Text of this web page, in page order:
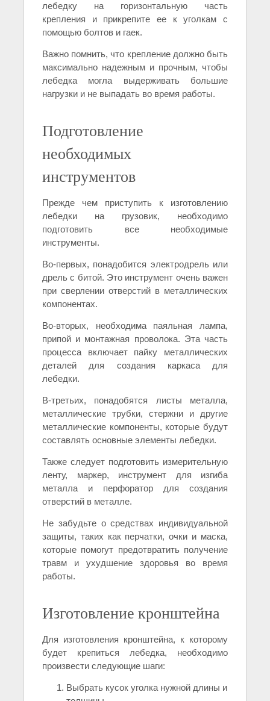
лебедку на горизонтальную часть
крепления и прикрепите ее к уголкам с
помощью болтов и гаек.
Важно помнить, что крепление должно быть
максимально надежным и прочным, чтобы
лебедка могла выдерживать большие
нагрузки и не выпадать во время работы.
Подготовление
необходимых
инструментов
Прежде чем приступить к изготовлению
лебедки на грузовик, необходимо
подготовить все необходимые
инструменты.
Во-первых, понадобится электродрель или
дрель с битой. Это инструмент очень важен
при сверлении отверстий в металлических
компонентах.
Во-вторых, необходима паяльная лампа,
припой и монтажная проволока. Эта часть
процесса включает пайку металлических
деталей для создания каркаса для
лебедки.
В-третьих, понадобятся листы металла,
металлические трубки, стержни и другие
металлические компоненты, которые будут
составлять основные элементы лебедки.
Также следует подготовить измерительную
ленту, маркер, инструмент для изгиба
металла и перфоратор для создания
отверстий в металле.
Не забудьте о средствах индивидуальной
защиты, таких как перчатки, очки и маска,
которые помогут предотвратить получение
травм и ухудшение здоровья во время
работы.
Изготовление кронштейна
Для изготовления кронштейна, к которому
будет крепиться лебедка, необходимо
произвести следующие шаги:
Выбрать кусок уголка нужной длины и